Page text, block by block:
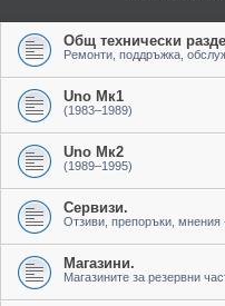
Общ технически
Ремонти, поддръжка,
Uno Мк1
(1983–1989)
Uno Мк2
(1989–1995)
Сервизи.
Отзиви, препоръки, мнения
Магазини.
Магазините за резервни